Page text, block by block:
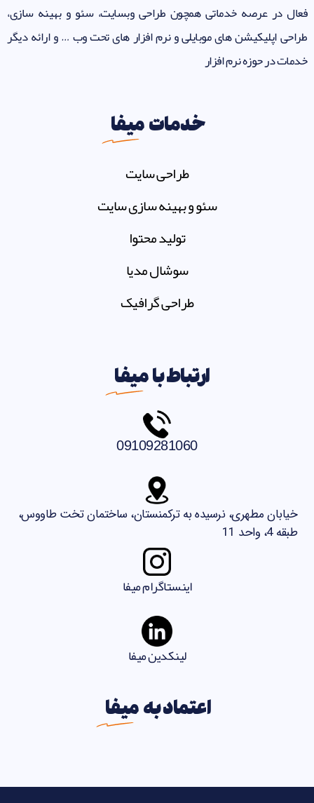
فعال در عرصه خدماتی همچون طراحی وبسایت، سئو و بهینه سازی،
طراحی اپلیکیشن های موبایلی و نرم افزار های تحت وب … و ارائه دیگر
خدمات در حوزه نرم افزار
خدماتمیفا
طراحی سایت
سئو و بهینه سازی سایت
تولید محتوا
سوشال مدیا
طراحی گرافیک
ارتباط بامیفا
09109281060
خیابان مطهری، نرسیده به ترکمنستان، ساختمان تخت طاووس،
طبقه 4، واحد 11
اینستاگرام میفا
لینکدین میفا
اعتماد بهمیفا